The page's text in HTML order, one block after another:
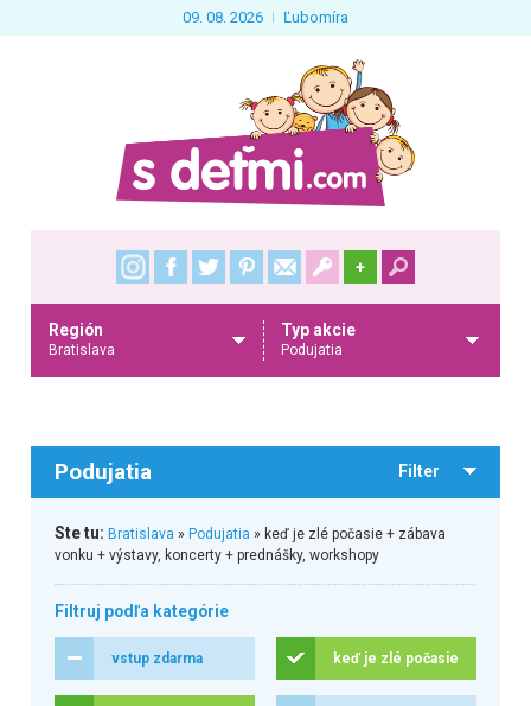
09. 08. 2026 Ľubomíra
+
Región
Bratislava
Typ akcie
Podujatia
Podujatia Filter
Ste tu: Bratislava » Podujatia » keď je zlé počasie + zábava
vonku + výstavy, koncerty + prednášky, workshopy
Filtruj podľa kategórie
vstup zdarma keď je zlé počasie